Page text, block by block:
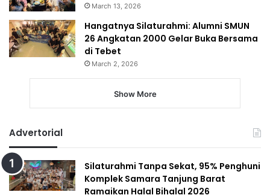
March 13, 2026
Hangatnya Silaturahmi: Alumni SMUN
26 Angkatan 2000 Gelar Buka Bersama
di Tebet
March 2, 2026
Show More
Advertorial
Silaturahmi Tanpa Sekat, 95% Penghuni
Komplek Samara Tanjung Barat
Ramaikan Halal Bihalal 2026